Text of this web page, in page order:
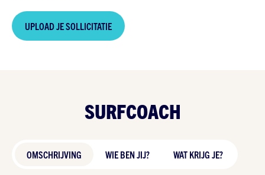
UPLOAD JE SOLLICITATIE
SURFCOACH
OMSCHRIJVING WIE BEN JIJ? WAT KRIJG JE?